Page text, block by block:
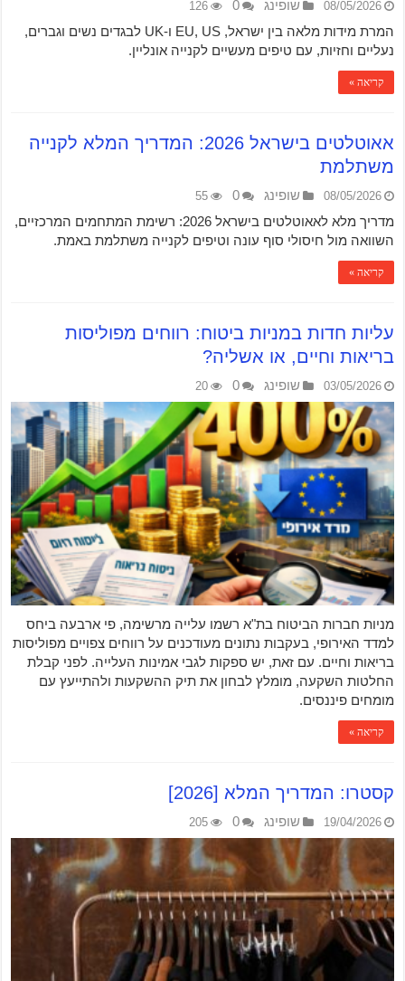
08/05/2026 שופינג 0
126
המרת מידות מלאה בין ישראל, EU, US ו-UK לבגדים נשים וגברים,
נעליים וחזיות, עם טיפים מעשיים לקנייה אונליין.
קריאה »
אאוטלטים בישראל 2026: המדריך המלא לקנייה
משתלמת
08/05/2026 שופינג 0
55
מדריך מלא לאאוטלטים בישראל 2026: רשימת המתחמים המרכזיים,
השוואה מול חיסולי סוף עונה וטיפים לקנייה משתלמת באמת.
קריאה »
עליות חדות במניות ביטוח: רווחים מפוליסות
בריאות וחיים, או אשליה?
03/05/2026 שופינג 0
20
מניות חברות הביטוח בת"א רשמו עלייה מרשימה, פי ארבעה ביחס
למדד האירופי, בעקבות נתונים מעודכנים על רווחים צפויים מפוליסות
בריאות וחיים. עם זאת, יש ספקות לגבי אמינות העלייה. לפני קבלת
החלטות השקעה, מומלץ לבחון את תיק ההשקעות ולהתייעץ עם
מומחים פיננסים.
קריאה »
קסטרו: המדריך המלא [2026]
19/04/2026 שופינג 0
205